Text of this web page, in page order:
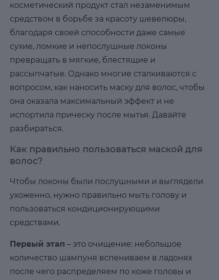
косметический продукт стал незаменимым
средством в борьбе за красоту шевелюры,
благодаря своей способности даже самые
сухие, ломкие и непослушные локоны
превращать в мягкие, блестящие и
рассыпчатые. Однако многие сталкиваются с
вопросом, как наносить маску для волос, чтобы
она оказала максимальный эффект и не
испортила прическу после мытья. Давайте
разбираться.
Как правильно пользоваться маской для
волос?
Чтобы локоны были послушными и выглядели
ухоженно, нужно правильно мыть голову и
пользоваться кондиционирующими
средствами.
Первый этап – это очищение: небольшое
количество шампуня вспениваем в ладонях
после чего распределяем по коже головы и